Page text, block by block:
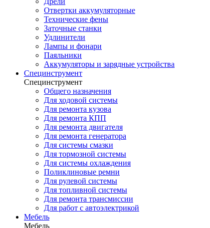
Отвертки аккумуляторные
Технические фены
Заточные станки
Удлинители
Лампы и фонари
Паяльники
Аккумуляторы и зарядные устройства
Специнструмент
Специнструмент
Общего назначения
Для ходовой системы
Для ремонта кузова
Для ремонта КПП
Для ремонта двигателя
Для ремонта генератора
Для системы смазки
Для тормозной системы
Для системы охлаждения
Поликлиновые ремни
Для рулевой системы
Для топливной системы
Для ремонта трансмиссии
Для работ с автоэлектрикой
Мебель
Мебель